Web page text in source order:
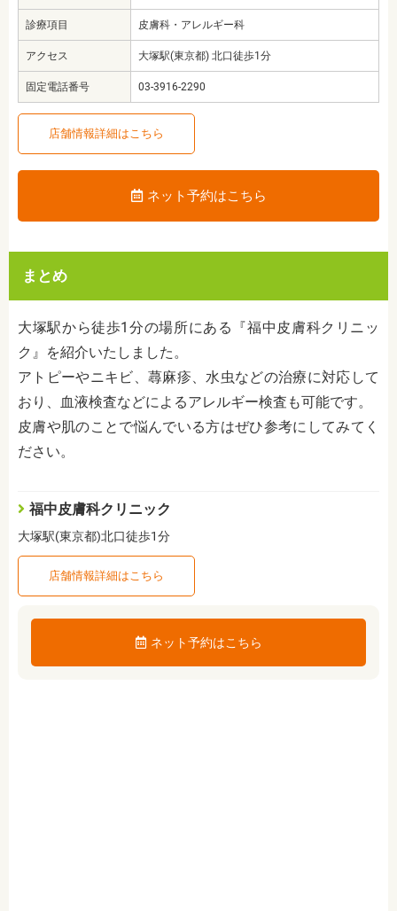
診療項目 皮膚科・アレルギー科
アクセス 大塚駅(東京都) 北口徒歩1分
固定電話番号 03-3916-2290
店舗情報詳細はこちら
ネット予約はこちら
まとめ
大塚駅から徒歩1分の場所にある『福中皮膚科クリニッ
ク』を紹介いたしました。
アトピーやニキビ、蕁麻疹、水虫などの治療に対応して
おり、血液検査などによるアレルギー検査も可能です。
皮膚や肌のことで悩んでいる方はぜひ参考にしてみてく
ださい。
福中皮膚科クリニック
大塚駅(東京都)北口徒歩1分
店舗情報詳細はこちら
ネット予約はこちら